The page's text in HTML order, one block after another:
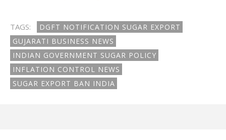
TAGS:
DGFT NOTIFICATION SUGAR EXPORT
GUJARATI BUSINESS NEWS
INDIAN GOVERNMENT SUGAR POLICY
INFLATION CONTROL NEWS
SUGAR EXPORT BAN INDIA